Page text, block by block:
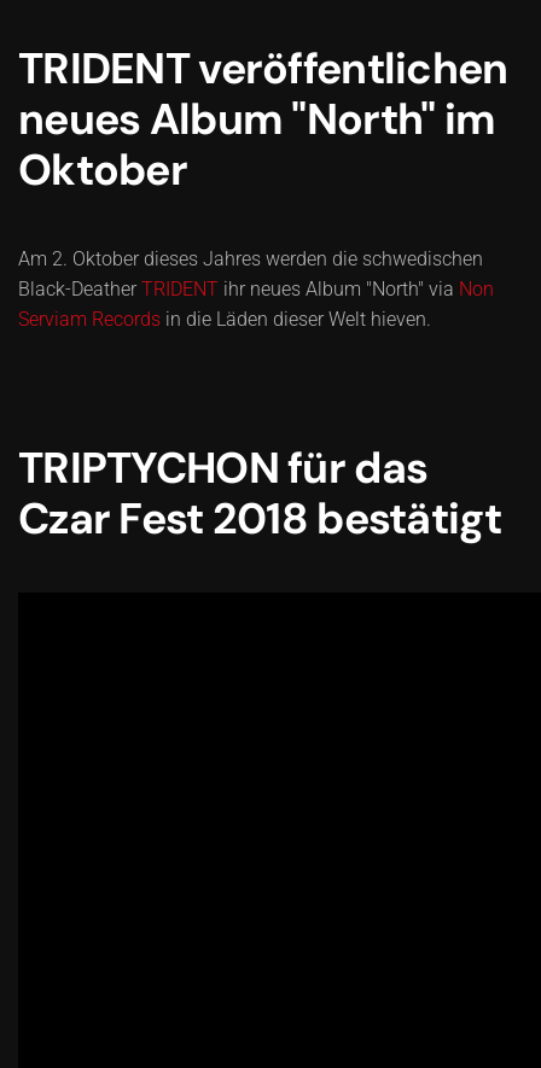
TRIDENT veröffentlichen
neues Album "North" im
Oktober
Am 2. Oktober dieses Jahres werden die schwedischen
Black-Deather TRIDENT ihr neues Album "North" via Non
Serviam Records in die Läden dieser Welt hieven.
TRIPTYCHON für das
Czar Fest 2018 bestätigt